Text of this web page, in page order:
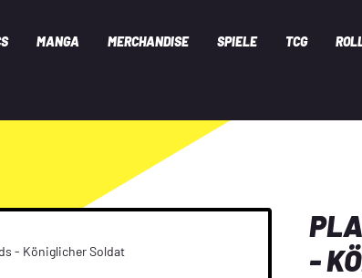
MANGA MERCHANDISE SPIELE TCG
-